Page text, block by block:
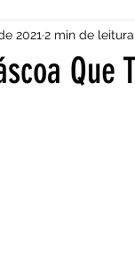
Moda
Que
2021 2 min de leitura